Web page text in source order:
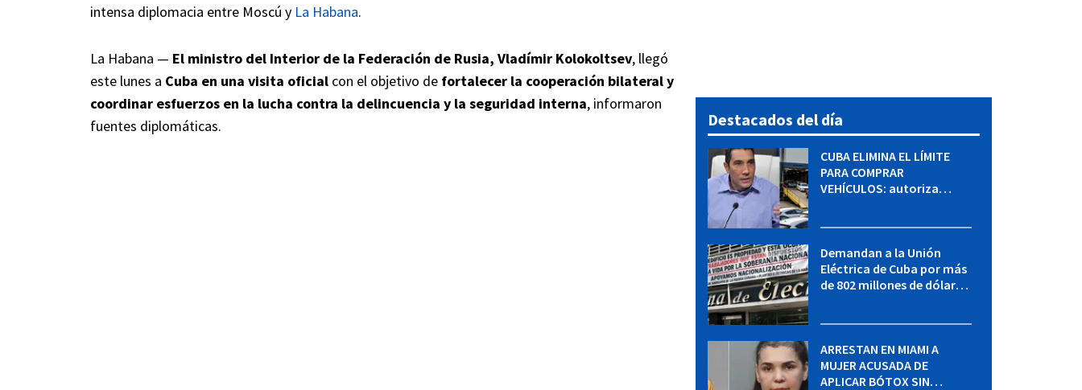
intensa diplomacia entre Moscú y La Habana.
La Habana — El ministro del Interior de la Federación de Rusia, Vladímir Kolokoltsev, llegó
este lunes a Cuba en una visita oficial con el objetivo de fortalecer la cooperación bilateral y
coordinar esfuerzos en la lucha contra la delincuencia y la seguridad interna, informaron
fuentes diplomáticas.
Destacados del día
CUBA ELIMINA EL LÍMITE
PARA COMPRAR
VEHÍCULOS: autoriza
Demandan a la Unión
Eléctrica de Cuba por más
de 802 millones de dólares
ARRESTAN EN MIAMI A
MUJER ACUSADA DE
APLICAR BÓTOX SIN